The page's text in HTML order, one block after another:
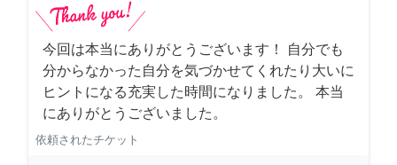
今回は本当にありがとうございます！ 自分でも
分からなかった自分を気づかせてくれたり大いに
ヒントになる充実した時間になりました。 本当
にありがとうございました。
依頼されたチケット